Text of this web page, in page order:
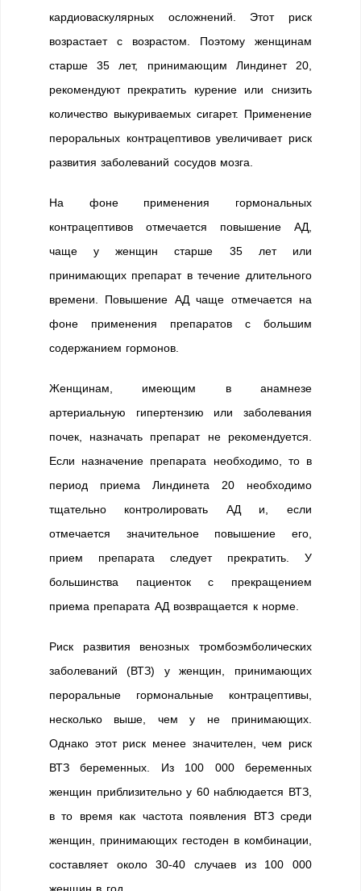
кардиоваскулярных осложнений. Этот риск
возрастает с возрастом. Поэтому женщинам
старше 35 лет, принимающим Линдинет 20,
рекомендуют прекратить курение или снизить
количество выкуриваемых сигарет. Применение
пероральных контрацептивов увеличивает риск
развития заболеваний сосудов мозга.
На фоне применения гормональных
контрацептивов отмечается повышение АД,
чаще у женщин старше 35 лет или
принимающих препарат в течение длительного
времени. Повышение АД чаще отмечается на
фоне применения препаратов с большим
содержанием гормонов.
Женщинам, имеющим в анамнезе
артериальную гипертензию или заболевания
почек, назначать препарат не рекомендуется.
Если назначение препарата необходимо, то в
период приема Линдинета 20 необходимо
тщательно контролировать АД и, если
отмечается значительное повышение его,
прием препарата следует прекратить. У
большинства пациенток с прекращением
приема препарата АД возвращается к норме.
Риск развития венозных тромбоэмболических
заболеваний (ВТЗ) у женщин, принимающих
пероральные гормональные контрацептивы,
несколько выше, чем у не принимающих.
Однако этот риск менее значителен, чем риск
ВТЗ беременных. Из 100 000 беременных
женщин приблизительно у 60 наблюдается ВТЗ,
в то время как частота появления ВТЗ среди
женщин, принимающих гестоден в комбинации,
составляет около 30-40 случаев из 100 000